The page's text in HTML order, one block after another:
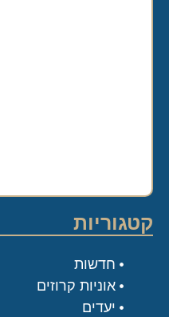
קטגוריות
חדשות
אוניות קרוזים
יעדים